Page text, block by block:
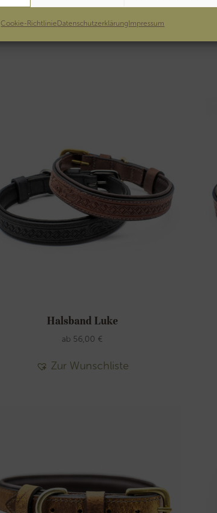
Cookie-Richtlinie Datenschutzerklärung Impressum
Zur Wunschliste
Halsband Luke
ab 56,00 €
Zur Wunschliste